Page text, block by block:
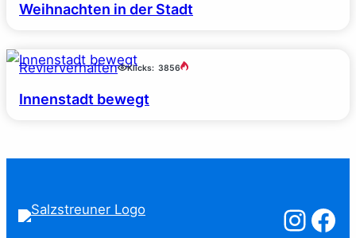
Weihnachten in der Stadt
Revierverhalten Klicks: 3856
Innenstadt bewegt
Salzstreuner